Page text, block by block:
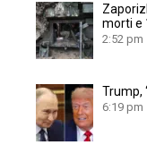
morti e
2:52 pm
Trump,
6:19 pm